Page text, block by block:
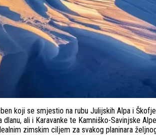
koji se smjestio na rubu Julijskih Alpa i
ali i Karavanke te Kamniško-Savinjske
zimskim ciljem za svakog planinara